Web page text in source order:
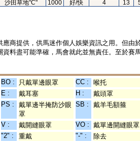
沙田草地"C" 1000 好/快 4 13
應商提供，供馬迷作個人娛樂資訊之用。但
資料盡可能準確，馬會就此並無責任。至於賽
BO : 只戴單邊眼罩 CC :
喉托
E : 戴耳塞 H :
戴頭罩
PS :
戴單邊半掩防沙眼
罩
SB : 戴羊毛額箍
V : 戴開縫眼罩 VO : 戴單邊開縫眼罩
"2" : 重戴 "-" : 除去